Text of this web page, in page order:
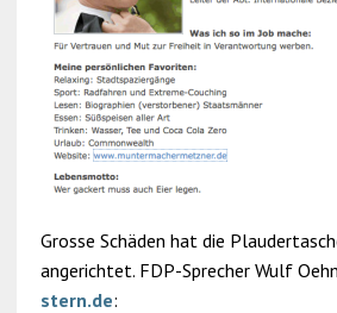
Grosse Schäden hat die
angerichtet. FDP-Sprecher Wulf
stern.de: